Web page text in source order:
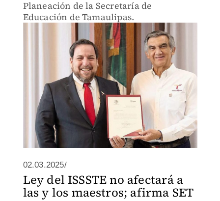
Planeación de la Secretaría de
Educación de Tamaulipas.
02.03.2025/
Ley del ISSSTE no afectará a
las y los maestros; afirma SET